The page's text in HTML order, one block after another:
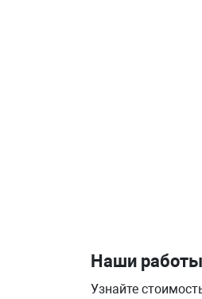
Наши
Узнайте